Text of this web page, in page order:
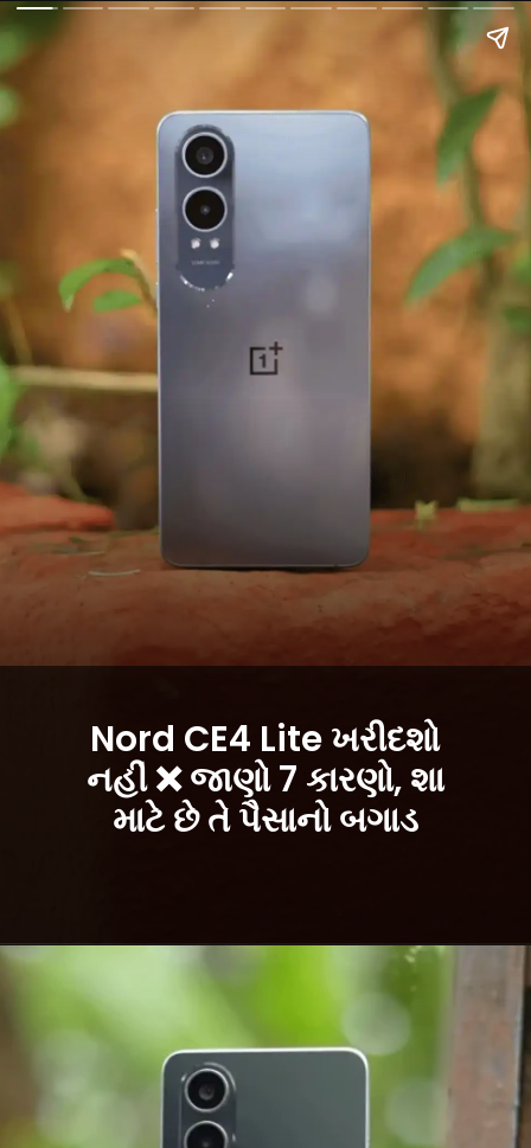
Nord CE4 Lite ખરીદશો
નહીં ❌ જાણો 7 કારણો, શા
માટેછેતે પૈસાનો બગાડ